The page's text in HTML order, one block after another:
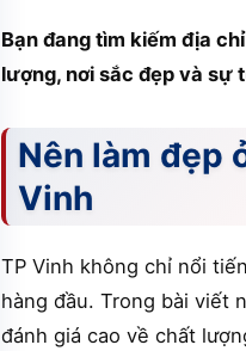
Bạn đang tìm kiếm địa
lượng, nơi sắc đẹp và sự
Nên làm đẹp
Vinh
TP Vinh không chỉ nổi
hàng đầu. Trong bài viết
đánh giá cao về chất